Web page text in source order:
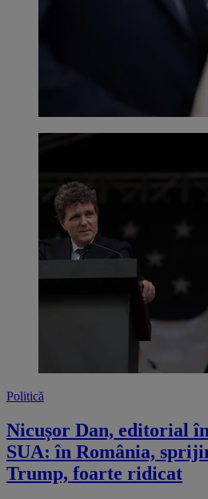
Politică
Nicușor Dan, editorial
SUA: în România,
Trump, foarte ridicat